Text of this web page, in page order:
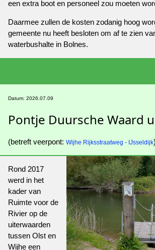
een extra boot en personeel zou moeten
Daarmee zullen de kosten zodanig hoog
gemeente nu heeft besloten om af te zien
waterbushalte in Bolnes.
Datum: 2026.07.09
Pontje Duursche Waard
(betreft veerpont: Wijhe Rijksstraatweg - IJsseldijk)
Rond 2017
werd in het
kader van
Ruimte voor de
Rivier op de
uiterwaarden
tussen Olst en
Wijhe een